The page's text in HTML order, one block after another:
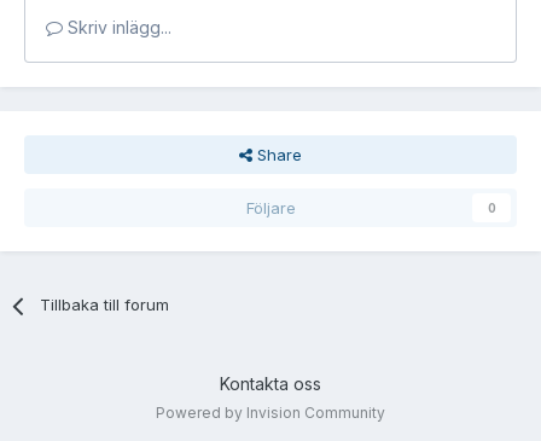
Skriv inlägg...
Share
Följare 0
Tillbaka till forum
Kontakta oss
Powered by Invision Community